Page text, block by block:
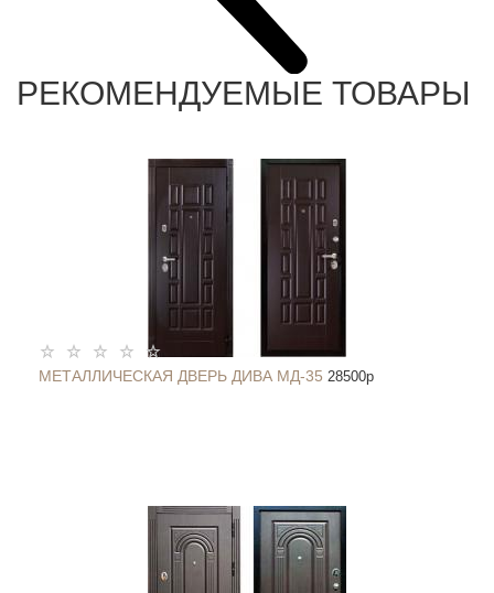
РЕКОМЕНДУЕМЫЕ ТОВАРЫ
МЕТАЛЛИЧЕСКАЯ ДВЕРЬ ДИВА МД-35 28500p